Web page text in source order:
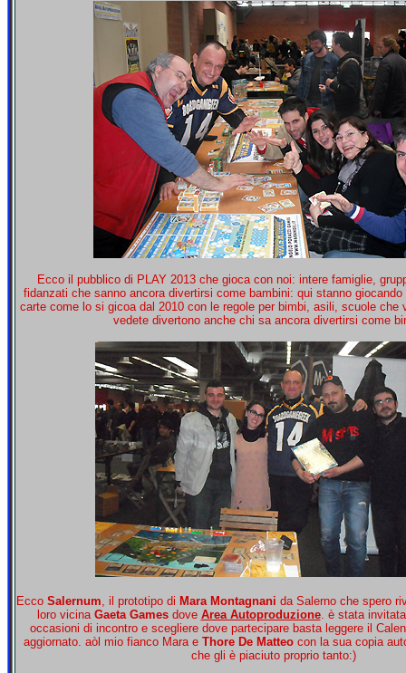
Ecco il pubblico di PLAY 2013 che gioca con noi: intere famiglie,
fidanzati che sanno ancora divertirsi come bambini: qui stanno
carte come lo si gicoa dal 2010 con le regole per bimbi, asili, scuole che
vedete divertono anche chi sa ancora divertirsi come
Ecco Salernum, il prototipo di Mara Montagnani da Salerno che spero
loro vicina Gaeta Gamesdove Area Autoproduzione. è stata
occasioni di incontro e scegliere dove partecipare basta leggere il
aggiornato. aòl mio fianco Mara e Thore De Matteocon la sua copia
che gli è piaciuto proprio tanto:)